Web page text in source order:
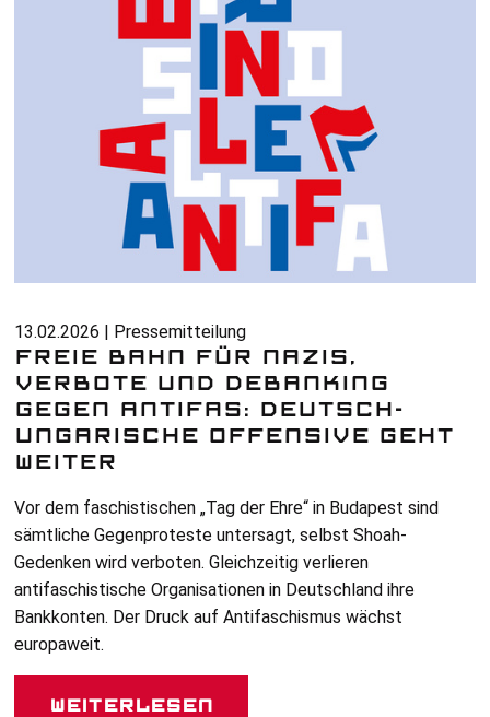
13.02.2026 | Pressemitteilung
FREIE BAHN FÜR NAZIS,
VERBOTE UND DEBANKING
GEGEN ANTIFAS: DEUTSCH-
UNGARISCHE OFFENSIVE GEHT
WEITER
Vor dem faschistischen „Tag der Ehre“ in Budapest sind
sämtliche Gegenproteste untersagt, selbst Shoah-
Gedenken wird verboten. Gleichzeitig verlieren
antifaschistische Organisationen in Deutschland ihre
Bankkonten. Der Druck auf Antifaschismus wächst
europaweit.
Weiterlesen